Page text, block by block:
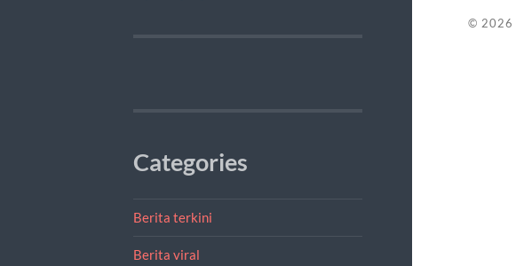
Categories
Berita terkini
Berita viral
© 2026